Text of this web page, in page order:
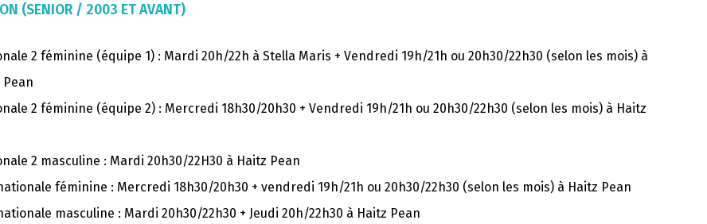
(SENIOR / 2003 ET AVANT)
2 féminine (équipe 1) : Mardi 20h/22h à Stella Maris + Vendredi 19h/21h ou 20h30/22h30 (selon les mois) à
Pean
2 féminine (équipe 2) : Mercredi 18h30/20h30 + Vendredi 19h/21h ou 20h30/22h30 (selon les mois) à Haitz
2 masculine : Mardi 20h30/22H30 à Haitz Pean
féminine : Mercredi 18h30/20h30 + vendredi 19h/21h ou 20h30/22h30 (selon les mois) à Haitz Pean
masculine : Mardi 20h30/22h30 + Jeudi 20h/22h30 à Haitz Pean